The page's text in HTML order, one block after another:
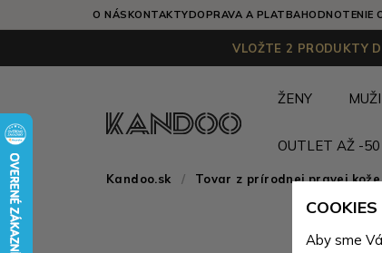
O NÁSKONTAKTYDOPRAVA A PLATBAHODNOTENIE
VLOŽTE 2 PRODUKTY
ŽENY MUŽI
OUTLET AŽ -
Kandoo.sk Tovar z prírodnej pravej kože
Aby sme